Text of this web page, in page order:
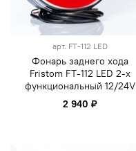
арт. FT-112 LED
Фонарь заднего хода
Fristom FT-112 LED 2-х
функциональный 12/24V
2 940 ₽